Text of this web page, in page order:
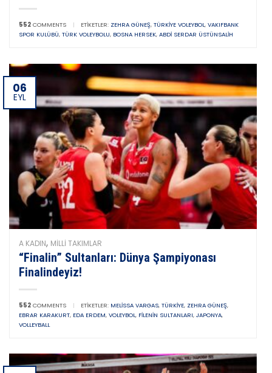
552 COMMENTS | ETIKETLER: ZEHRA GÜNEŞ, TÜRKIYE VOLEYBOL, VAKIFBANK
SPOR KULÜBÜ, TÜRK VOLEYBOLU, BOSNA HERSEK, ABDI SERDAR ÜSTÜNSALIH
06
EYL
A KADIN, MILLI TAKIMLAR
“Finalin” Sultanları: Dünya Şampiyonası
Finalindeyiz!
552 COMMENTS | ETIKETLER: MELISSA VARGAS, TÜRKIYE, ZEHRA GÜNEŞ,
EBRAR KARAKURT, EDA ERDEM, VOLEYBOL, FILENIN SULTANLARI, JAPONYA,
VOLLEYBALL